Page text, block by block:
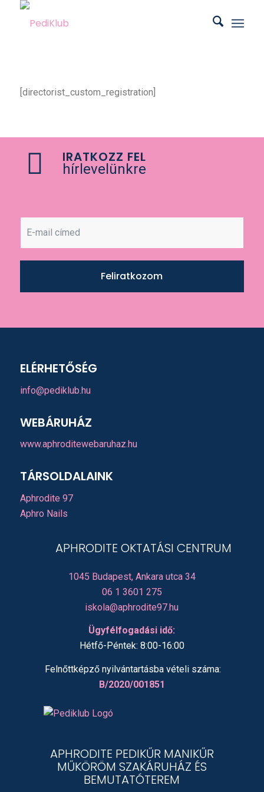
[directorist_custom_registration]
IRATKOZZ FEL
hírlevelünkre
Feliratkozom
ELÉRHETŐSÉG
info@pediklub.hu
WEBÁRUHÁZ
www.aphroditewebaruhaz.hu
TÁRSOLDALAINK
Aphrodite 97
Aphro Nails
APHRODITE OKTATÁSI CENTRUM
1045 Budapest, Ankara utca 34
06 1 3601 275
iskola@aphrodite97.hu
Ügyfélfogadási idő:
Hétfő-Péntek: 8:00-16:00
Felnőttképző nyilvántartásba vételi száma:
B/2020/001851
APHRODITE PEDIKŰR MANIKŰR
MŰKÖRÖM SZAKÁRUHÁZ ÉS
BEMUTATÓTEREM